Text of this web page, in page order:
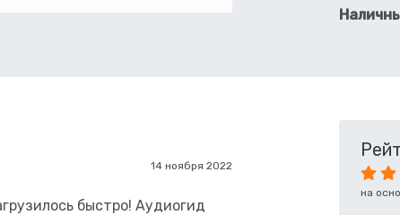
14 ноября 2022
быстро! Аудиогид
на